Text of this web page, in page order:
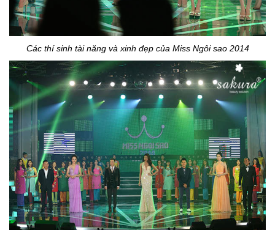
Các thí sinh tài năng và xinh đẹp của Miss Ngôi sao 2014